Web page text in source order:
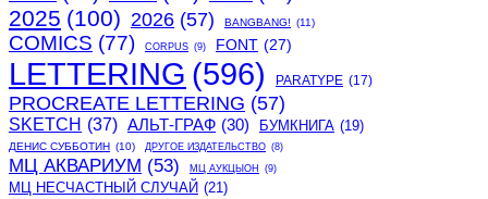
2025 (100) 2026 (57) BANGBANG! (11)
COMICS (77) CORPUS (9) FONT (27)
LETTERING (596) PARATYPE (17)
PROCREATE LETTERING (57)
SKETCH (37) АЛЬТ-ГРАФ (30) БУМКНИГА (19)
ДЕНИС СУББОТИН (10) ДРУГОЕ ИЗДАТЕЛЬСТВО (8)
МЦ АКВАРИУМ (53) МЦ АУКЦЫОН (9)
МЦ НЕСЧАСТНЫЙ СЛУЧАЙ (21)